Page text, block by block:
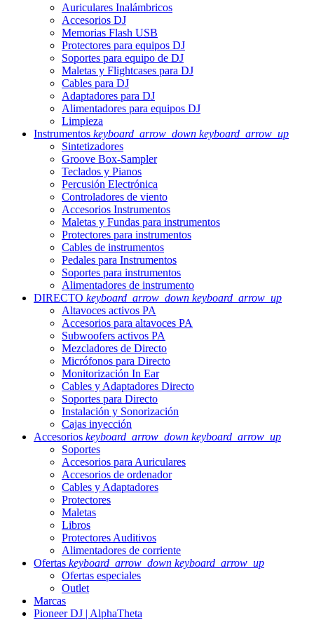
Auriculares Inalámbricos
Accesorios DJ
Memorias Flash USB
Protectores para equipos DJ
Soportes para equipo de DJ
Maletas y Flightcases para DJ
Cables para DJ
Adaptadores para DJ
Alimentadores para equipos DJ
Limpieza
Instrumentos keyboard_arrow_down keyboard_arrow_up
Sintetizadores
Groove Box-Sampler
Teclados y Pianos
Percusión Electrónica
Controladores de viento
Accesorios Instrumentos
Maletas y Fundas para instrumentos
Protectores para instrumentos
Cables de instrumentos
Pedales para Instrumentos
Soportes para instrumentos
Alimentadores de instrumento
DIRECTO keyboard_arrow_down keyboard_arrow_up
Altavoces activos PA
Accesorios para altavoces PA
Subwoofers activos PA
Mezcladores de Directo
Micrófonos para Directo
Monitorización In Ear
Cables y Adaptadores Directo
Soportes para Directo
Instalación y Sonorización
Cajas inyección
Accesorios keyboard_arrow_down keyboard_arrow_up
Soportes
Accesorios para Auriculares
Accesorios de ordenador
Cables y Adaptadores
Protectores
Maletas
Libros
Protectores Auditivos
Alimentadores de corriente
Ofertas keyboard_arrow_down keyboard_arrow_up
Ofertas especiales
Outlet
Marcas
Pioneer DJ | AlphaTheta